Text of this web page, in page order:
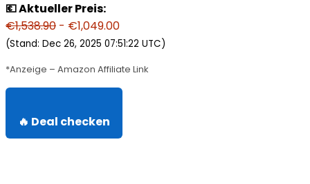
💶 Aktueller Preis:
€1,538.90 - €1,049.00
(Stand: Dec 26, 2025 07:51:22 UTC)
*Anzeige – Amazon Affiliate Link
🔥 Deal checken